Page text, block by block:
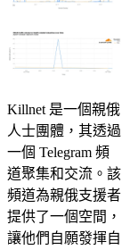
Killnet 是一個親俄
人士團體，其透過
一個 Telegram 頻
道聚集和交流。該
頻道為親俄支援者
提供了一個空間，
讓他們自願發揮自